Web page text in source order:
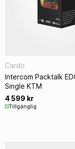
Cardo
Intercom Packtalk
Single KTM
4 599 kr
Tillgänglig